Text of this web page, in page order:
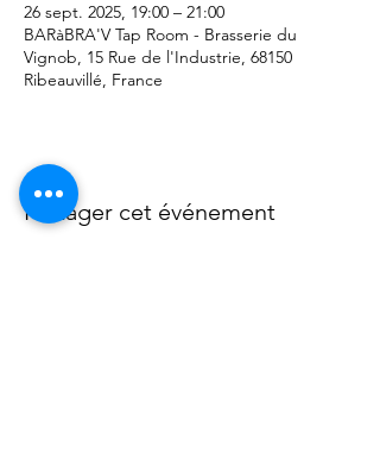
26 sept. 2025, 19:00 – 21:00
BARàBRA'V Tap Room - Brasserie du
Vignob, 15 Rue de l'Industrie, 68150
Ribeauvillé, France
Partager cet événement